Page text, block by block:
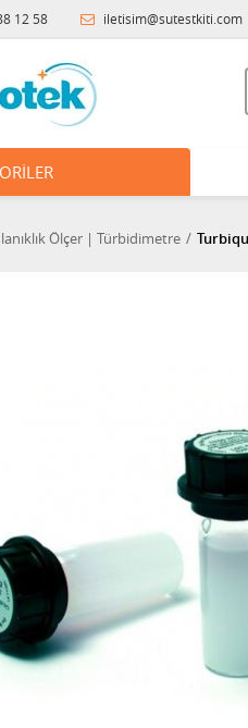
12 58 iletisim@sutestkiti.com
Ölçer | Türbidimetre